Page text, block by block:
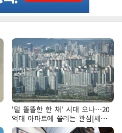
'덜 똘똘한 한 채' 시대 오나…20
억대 아파트에 쏠리는 관심[세제
개편, 그 이후②]